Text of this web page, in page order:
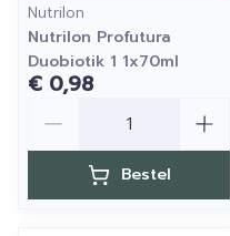
Nutrilon
Nutrilon Profutura
Duobiotik 1 1x70ml
€ 0,98
Bestel